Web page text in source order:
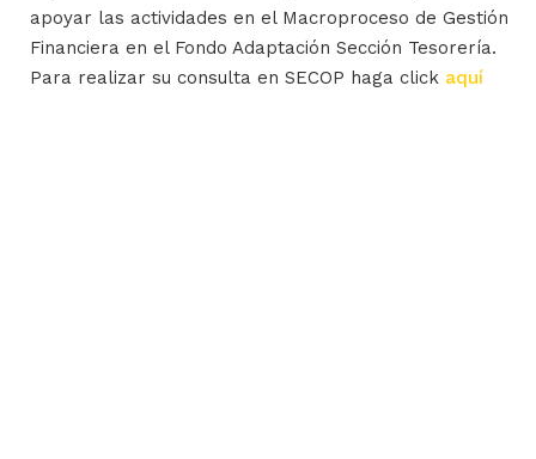
apoyar las actividades en el Macroproceso de Gestión
Financiera en el Fondo Adaptación Sección Tesorería.
Para realizar su consulta en SECOP haga click aquí